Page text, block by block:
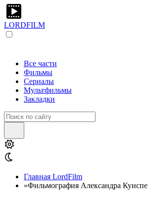
LORDFILM
Все части
Фильмы
Сериалы
Мультфильмы
Закладки
Главная LordFilm
»Фильмография Александра Куиспе